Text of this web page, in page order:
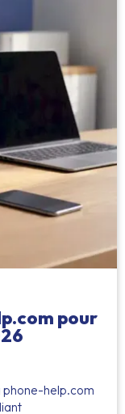
pour
phone-help.com